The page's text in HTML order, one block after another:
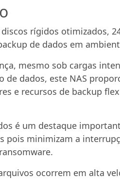
rígidos otimizados,
de dados em
mesmo sob cargas
dados, este NAS
e recursos de backup
é um destaque
pois minimizam a
ocorrem em alta